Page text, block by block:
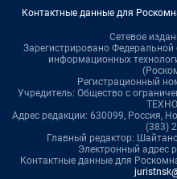
Контактные данные для
Сетевое
Зарегистрировано
информационных
Регистрационный
Учредитель: Общество с
Адрес редакции: 630099, Россия,
(383)
Главный редактор:
Электронный адрес
Контактные данные для